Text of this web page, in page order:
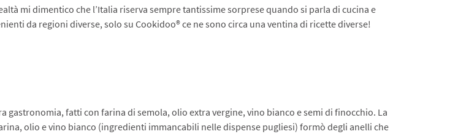
mi dimentico che l’Italia riserva sempre tantissime sorprese quando si parla di cucina e
da regioni diverse, solo su Cookidoo® ce ne sono circa una ventina di ricette diverse!
gastronomia, fatti con farina di semola, olio extra vergine, vino bianco e semi di finocchio. La
olio e vino bianco (ingredienti immancabili nelle dispense pugliesi) formò degli anelli che